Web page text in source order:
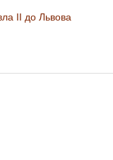
ІІ до Львова